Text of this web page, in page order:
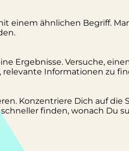
einem ähnlichen Begriff.
Ergebnisse. Versuche,
relevante Informationen zu
Konzentriere Dich auf
finden, wonach Du